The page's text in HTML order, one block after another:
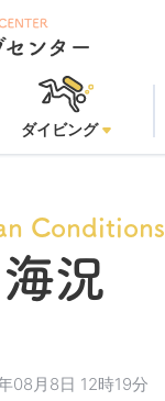
ダイビング
Conditions
況
08月8日 12時19分